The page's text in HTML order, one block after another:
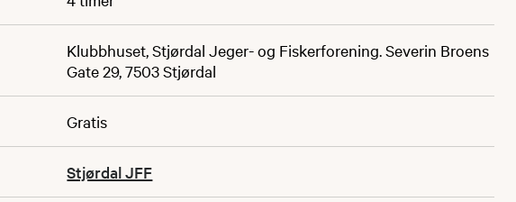
Klubbhuset, Stjørdal Jeger- og Fiskerforening. Severin Broens
Gate 29, 7503 Stjørdal
Gratis
Stjørdal JFF